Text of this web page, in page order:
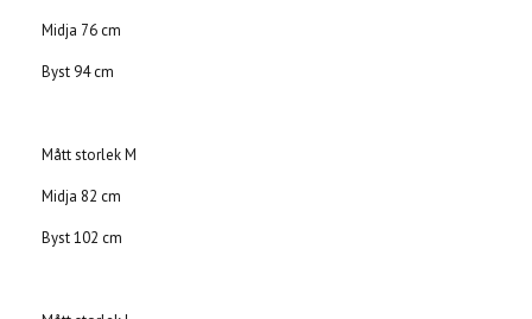
Midja 76 cm
Byst 94 cm
Mått storlek M
Midja 82 cm
Byst 102 cm